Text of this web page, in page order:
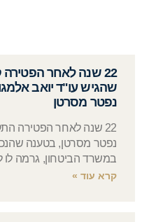
22 שנה לאחר
שהגיש עו"ד יואב
נפטר מסרטן
22 שנה לאחר הפטירה
נפטר מסרטן, בטענה
במשרד הביטחון, גרמה לו
קרא עוד »